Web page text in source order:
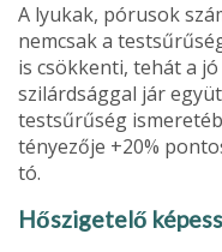
A lyukak, pórusok
nemcsak a
is csökkenti, tehát a
szilárdsággal jár
testsűrűség
tényezője +20%
tó.
Hőszigetelő